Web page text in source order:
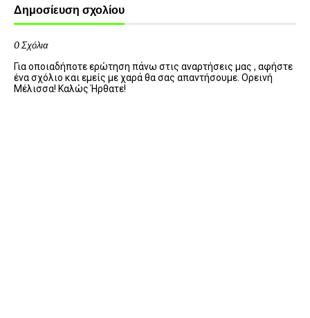
Δημοσίευση σχολίου
0 Σχόλια
Για οποιαδήποτε ερώτηση πάνω στις αναρτήσεις μας , αφήστε
ένα σχόλιο και εμείς με χαρά θα σας απαντήσουμε. Ορεινή
Μέλισσα! Καλώς Ήρθατε!